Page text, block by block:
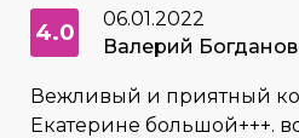
4.0
06.01.2022
Валерий Богданов
Вежливый и приятный
Екатерине большой+++.